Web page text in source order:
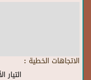
الاتجاهات الخطية :